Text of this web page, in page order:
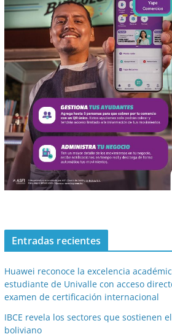
Entradas recientes
Huawei reconoce la excelencia
estudiante de Univalle con acceso
examen de certificación internacional
IBCE revela los sectores que sostienen
boliviano